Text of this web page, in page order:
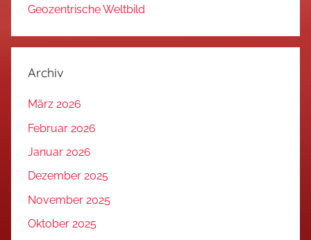
Geozentrische Weltbild
Archiv
März 2026
Februar 2026
Januar 2026
Dezember 2025
November 2025
Oktober 2025